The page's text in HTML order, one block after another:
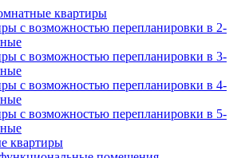
квартиры
с возможностью перепланировки в 2-
с возможностью перепланировки в 3-
с возможностью перепланировки в 4-
с возможностью перепланировки в 5-
квартиры